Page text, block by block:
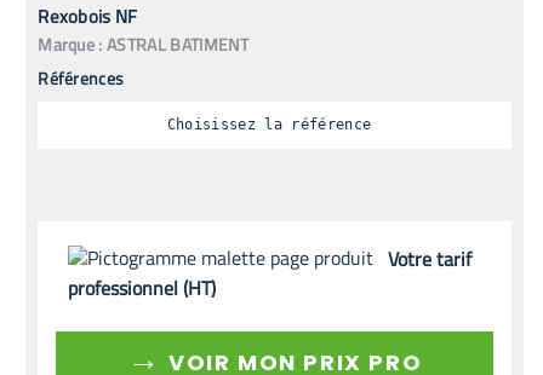
Rexobois NF
Marque :ASTRAL BATIMENT
Références
Choisissez la référence
Votre tarif
professionnel (HT)
→ VOIR MON PRIX PRO